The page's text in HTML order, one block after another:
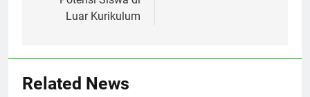
Luar Kurikulum
Related News